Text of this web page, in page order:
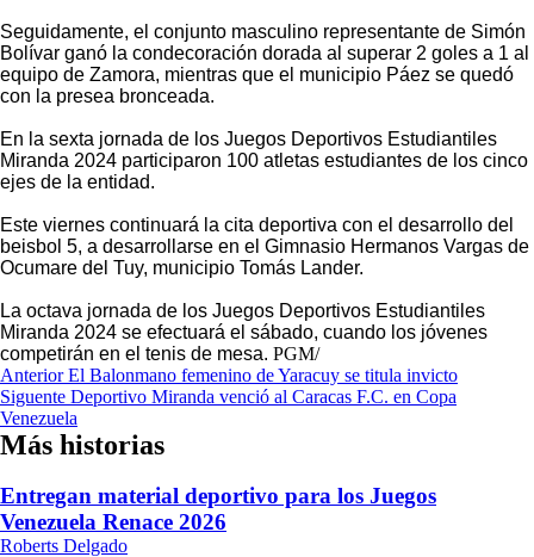
Seguidamente, el conjunto masculino representante de Simón
Bolívar ganó la condecoración dorada al superar 2 goles a 1 al
equipo de Zamora, mientras que el municipio Páez se quedó
con la presea bronceada.
En la sexta jornada de los Juegos Deportivos Estudiantiles
Miranda 2024 participaron 100 atletas estudiantes de los cinco
ejes de la entidad.
Este viernes continuará la cita deportiva con el desarrollo del
beisbol 5, a desarrollarse en el Gimnasio Hermanos Vargas de
Ocumare del Tuy, municipio Tomás Lander.
La octava jornada de los Juegos Deportivos Estudiantiles
Miranda 2024 se efectuará el sábado, cuando los jóvenes
competirán en el tenis de mesa. PGM/
Navegación
de
entradas
AnteriorEl Balonmano femenino de Yaracuy se titula invicto
Siguente Deportivo Miranda venció al Caracas F.C. en Copa
Venezuela
Más historias
Entregan material deportivo para los Juegos
Venezuela Renace 2026
Roberts Delgado